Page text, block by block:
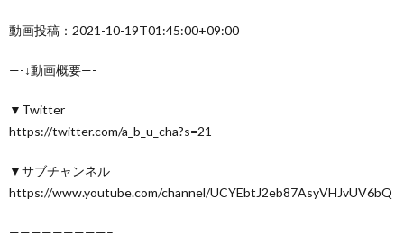
動画投稿：2021-10-19T01:45:00+09:00
—-↓動画概要—-
▼Twitter
https://twitter.com/a_b_u_cha?s=21
▼サブチャンネル
https://www.youtube.com/channel/UCYEbtJ2eb87AsyVHJvUV6bQ
—————————–